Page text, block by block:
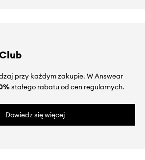
przy każdym zakupie. W Answear
stałego rabatu od cen regularnych.
Dowiedz się więcej